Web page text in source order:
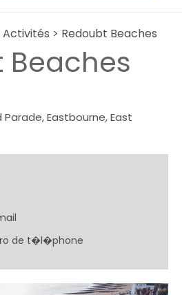
Activités > Redoubt Beaches
Beaches
Parade,Eastbourne,East
de t�l�phone